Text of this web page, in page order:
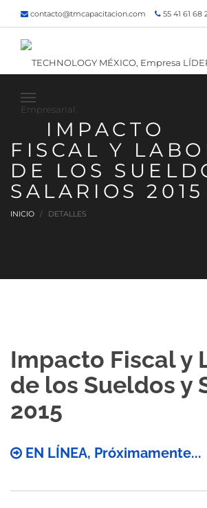
contacto@tmcapacitacion.com 55 41 61 68
55 47 60 80 49
Inicio ¿Quiénes somos? Contacto
¡Siguenos!
IMPACTO
FISCAL Y
DE LOS
SALARIOS 2015
INICIO DETALLES
Impacto Fiscal y
de los Sueldos y
2015
EN LÍNEA, Próximamente...